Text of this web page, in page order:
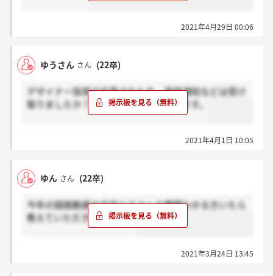
2021年4月29日 00:06
ゆうさん さん (22卒)
デザイナー採用で応募された方、受諾通知などは受け
取りましたか？何も来なくて心配してます。
2021年4月1日 10:05
ゆん さん (22卒)
今年の録画動画の内容とテストの種類わかる方いたら
教えていただきたいです！
2021年3月24日 13:45